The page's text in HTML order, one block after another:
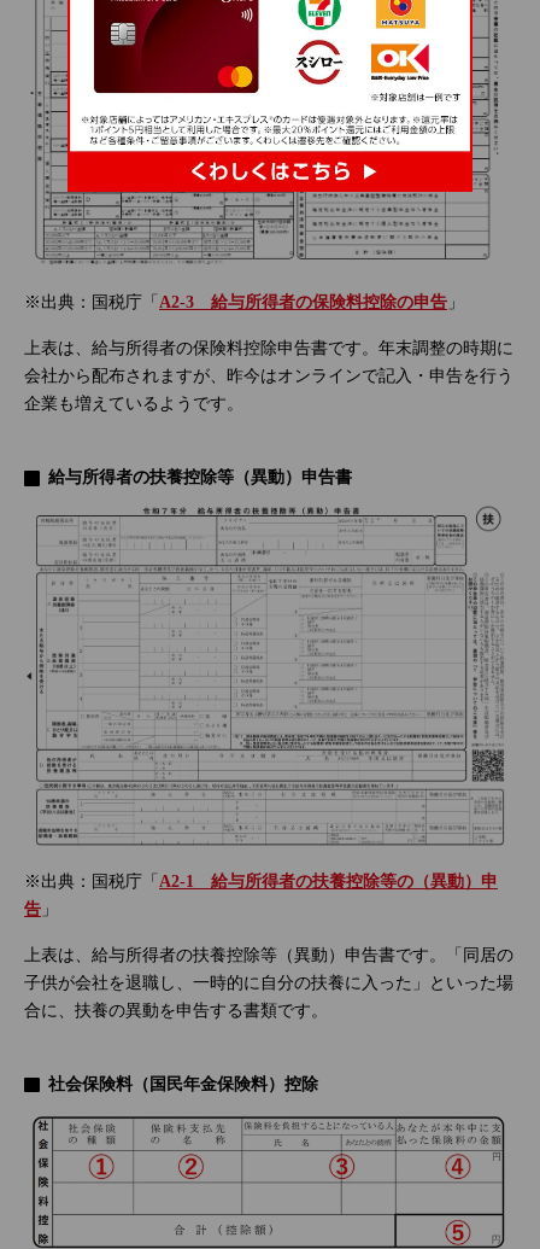
※出典：国税庁「 A2-3 給与所得者の保険料控除の申告 」
上表は、給与所得者の保険料控除申告書です。年末調整の時期に
会社から配布されますが、昨今はオンラインで記入・申告を行う
企業も増えているようです。
給与所得者の扶養控除等（異動）申告書
※出典：国税庁「 A2-1 給与所得者の扶養控除等の（異動）申
告 」
上表は、給与所得者の扶養控除等（異動）申告書です。「同居の
子供が会社を退職し、一時的に自分の扶養に入った」といった場
合に、扶養の異動を申告する書類です。
社会保険料（国民年金保険料）控除